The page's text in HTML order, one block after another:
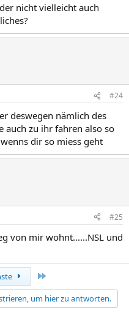
nicht vielleicht auch
#24
deswegen nämlich des
auch zu ihr fahren also so
dir so miess geht
#25
von mir wohnt......NSL und
um hier zu antworten.